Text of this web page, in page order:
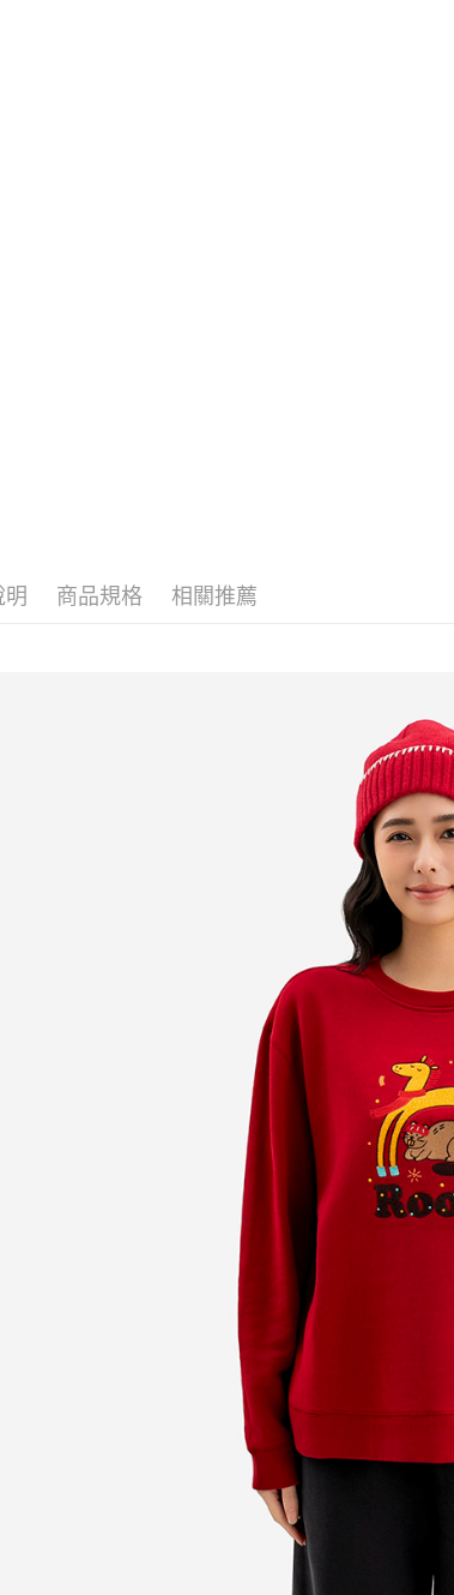
明 商品規格 相關推薦